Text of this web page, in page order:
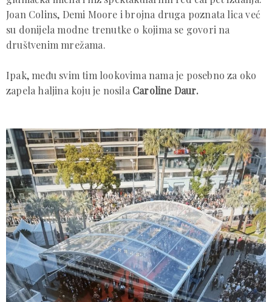
Joan Colins, Demi Moore i brojna druga poznata lica već
su donijela modne trenutke o kojima se govori na
društvenim mrežama.
Ipak, među svim tim lookovima nama je posebno za oko
zapela haljina koju je nosila Caroline Daur.